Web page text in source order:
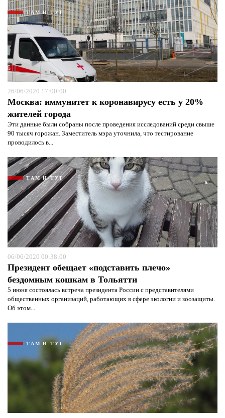
ТАМ И ТУТ
26/06/2020 17:00:00
Москва: иммунитет к коронавирусу есть у 20%
жителей города
Эти данные были собраны после проведения исследований среди свыше
90 тысяч горожан. Заместитель мэра уточнила, что тестирование
проводилось в...
ТАМ И ТУТ
06/06/2020 00:38:00
Президент обещает «подставить плечо»
бездомным кошкам в Тольятти
5 июня состоялась встреча президента России с представителями
общественных организаций, работающих в сфере экологии и зоозащиты.
Об этом...
ТАМ И ТУТ